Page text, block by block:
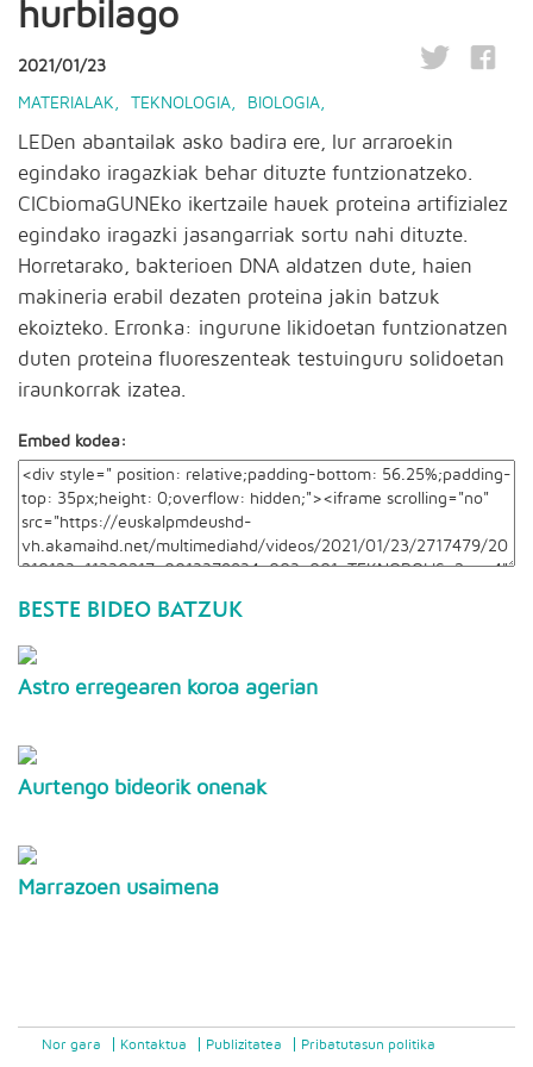
hurbilago
2021/01/23
MATERIALAK TEKNOLOGIA BIOLOGIA
LEDen abantailak asko badira ere, lur arraroekin
egindako iragazkiak behar dituzte funtzionatzeko.
CICbiomaGUNEko ikertzaile hauek proteina artifizialez
egindako iragazki jasangarriak sortu nahi dituzte.
Horretarako, bakterioen DNA aldatzen dute, haien
makineria erabil dezaten proteina jakin batzuk
ekoizteko. Erronka: ingurune likidoetan funtzionatzen
duten proteina fluoreszenteak testuinguru solidoetan
iraunkorrak izatea.
Embed kodea:
BESTE BIDEO BATZUK
Astro erregearen koroa agerian
Aurtengo bideorik onenak
Marrazoen usaimena
Nor gara Kontaktua Publizitatea Pribatutasun politika